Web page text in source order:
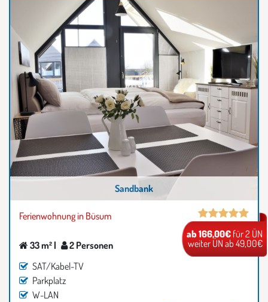
Sandbank
Ferienwohnung in Büsum
33 m² |
2 Personen
SAT/Kabel-TV
Parkplatz
W-LAN
ab 166,00€ für 2 ÜN
weiter ÜN ab 49,00€